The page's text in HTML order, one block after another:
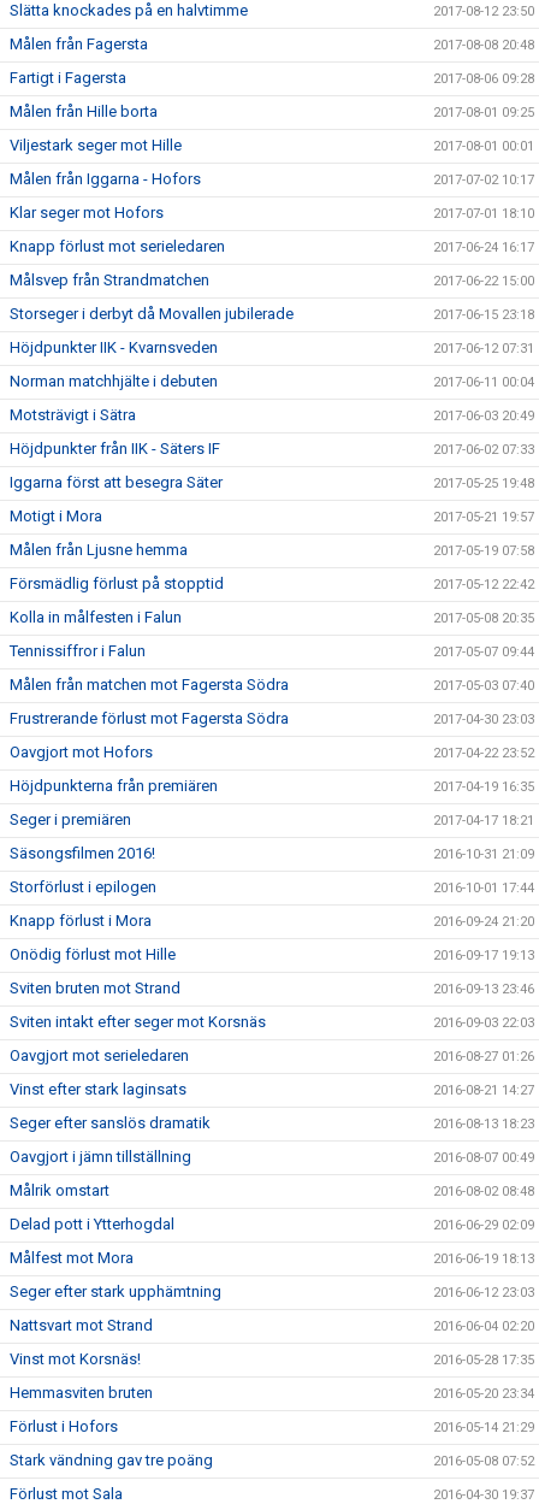
Slätta knockades på en halvtimme 2017-08-12 23:50
Målen från Fagersta 2017-08-08 20:48
Fartigt i Fagersta 2017-08-06 09:28
Målen från Hille borta 2017-08-01 09:25
Viljestark seger mot Hille 2017-08-01 00:01
Målen från Iggarna - Hofors 2017-07-02 10:17
Klar seger mot Hofors 2017-07-01 18:10
Knapp förlust mot serieledaren 2017-06-24 16:17
Målsvep från Strandmatchen 2017-06-22 15:00
Storseger i derbyt då Movallen jubilerade 2017-06-15 23:18
Höjdpunkter IIK - Kvarnsveden 2017-06-12 07:31
Norman matchhjälte i debuten 2017-06-11 00:04
Motsträvigt i Sätra 2017-06-03 20:49
Höjdpunkter från IIK - Säters IF 2017-06-02 07:33
Iggarna först att besegra Säter 2017-05-25 19:48
Motigt i Mora 2017-05-21 19:57
Målen från Ljusne hemma 2017-05-19 07:58
Försmädlig förlust på stopptid 2017-05-12 22:42
Kolla in målfesten i Falun 2017-05-08 20:35
Tennissiffror i Falun 2017-05-07 09:44
Målen från matchen mot Fagersta Södra 2017-05-03 07:40
Frustrerande förlust mot Fagersta Södra 2017-04-30 23:03
Oavgjort mot Hofors 2017-04-22 23:52
Höjdpunkterna från premiären 2017-04-19 16:35
Seger i premiären 2017-04-17 18:21
Säsongsfilmen 2016! 2016-10-31 21:09
Storförlust i epilogen 2016-10-01 17:44
Knapp förlust i Mora 2016-09-24 21:20
Onödig förlust mot Hille 2016-09-17 19:13
Sviten bruten mot Strand 2016-09-13 23:46
Sviten intakt efter seger mot Korsnäs 2016-09-03 22:03
Oavgjort mot serieledaren 2016-08-27 01:26
Vinst efter stark laginsats 2016-08-21 14:27
Seger efter sanslös dramatik 2016-08-13 18:23
Oavgjort i jämn tillställning 2016-08-07 00:49
Målrik omstart 2016-08-02 08:48
Delad pott i Ytterhogdal 2016-06-29 02:09
Målfest mot Mora 2016-06-19 18:13
Seger efter stark upphämtning 2016-06-12 23:03
Nattsvart mot Strand 2016-06-04 02:20
Vinst mot Korsnäs! 2016-05-28 17:35
Hemmasviten bruten 2016-05-20 23:34
Förlust i Hofors 2016-05-14 21:29
Stark vändning gav tre poäng 2016-05-08 07:52
Förlust mot Sala 2016-04-30 19:37